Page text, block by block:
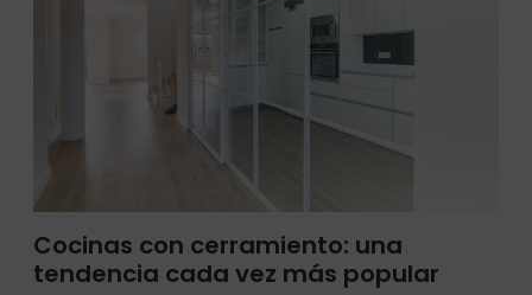
Cocinas con cerramiento: una
tendencia cada vez más popular